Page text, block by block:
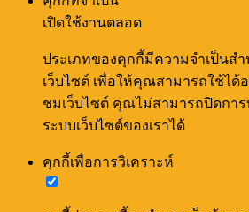
เปิดใช้งานตลอด
ประเภทของคุกกี้มีความจำเป็นส
เว็บไซต์ เพื่อให้คุณสามารถใช้ได้
ชมเว็บไซต์ คุณไม่สามารถปิดกา
ระบบเว็บไซต์ของเราได้
คุกกี้เพื่อการวิเคราะห์